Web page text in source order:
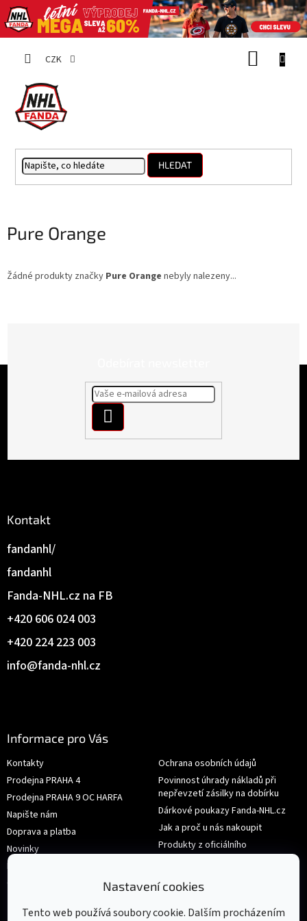
Nastavení cookies
Tento web používá soubory cookie. Dalším procházením
CZK
HLEDAT
Pure Orange
Žádné produkty značky Pure Orange nebyly nalezeny...
Kontakt
info@fanda-nhl.cz
+420 224 223 003
+420 606 024 003
Fanda-NHL.cz na FB
fandanhl
fandanhl/
Informace pro Vás
Kontakty
Prodejna PRAHA 4
Prodejna PRAHA 9 OC HARFA
Napište nám
Doprava a platba
Novinky
Hodnocení obchodu
Obchodní podmínky
Ochrana osobních údajů
Povinnost úhrady nákladů při
nepřevzetí zásilky na dobírku
Dárkové poukazy Fanda-NHL.cz
Jak a proč u nás nakoupit
Produkty z oficiálního
shop.nhl.com
Výměna nebo vrácení zboží
SE